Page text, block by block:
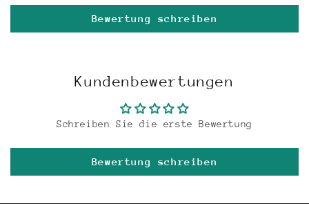
Bewertung schreiben
Kundenbewertungen
Schreiben Sie die erste Bewertung
Bewertung schreiben